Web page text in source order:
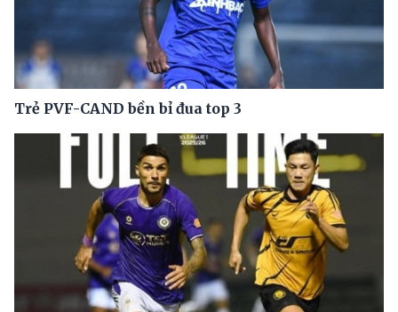
Trẻ PVF-CAND bền bỉ đua top 3